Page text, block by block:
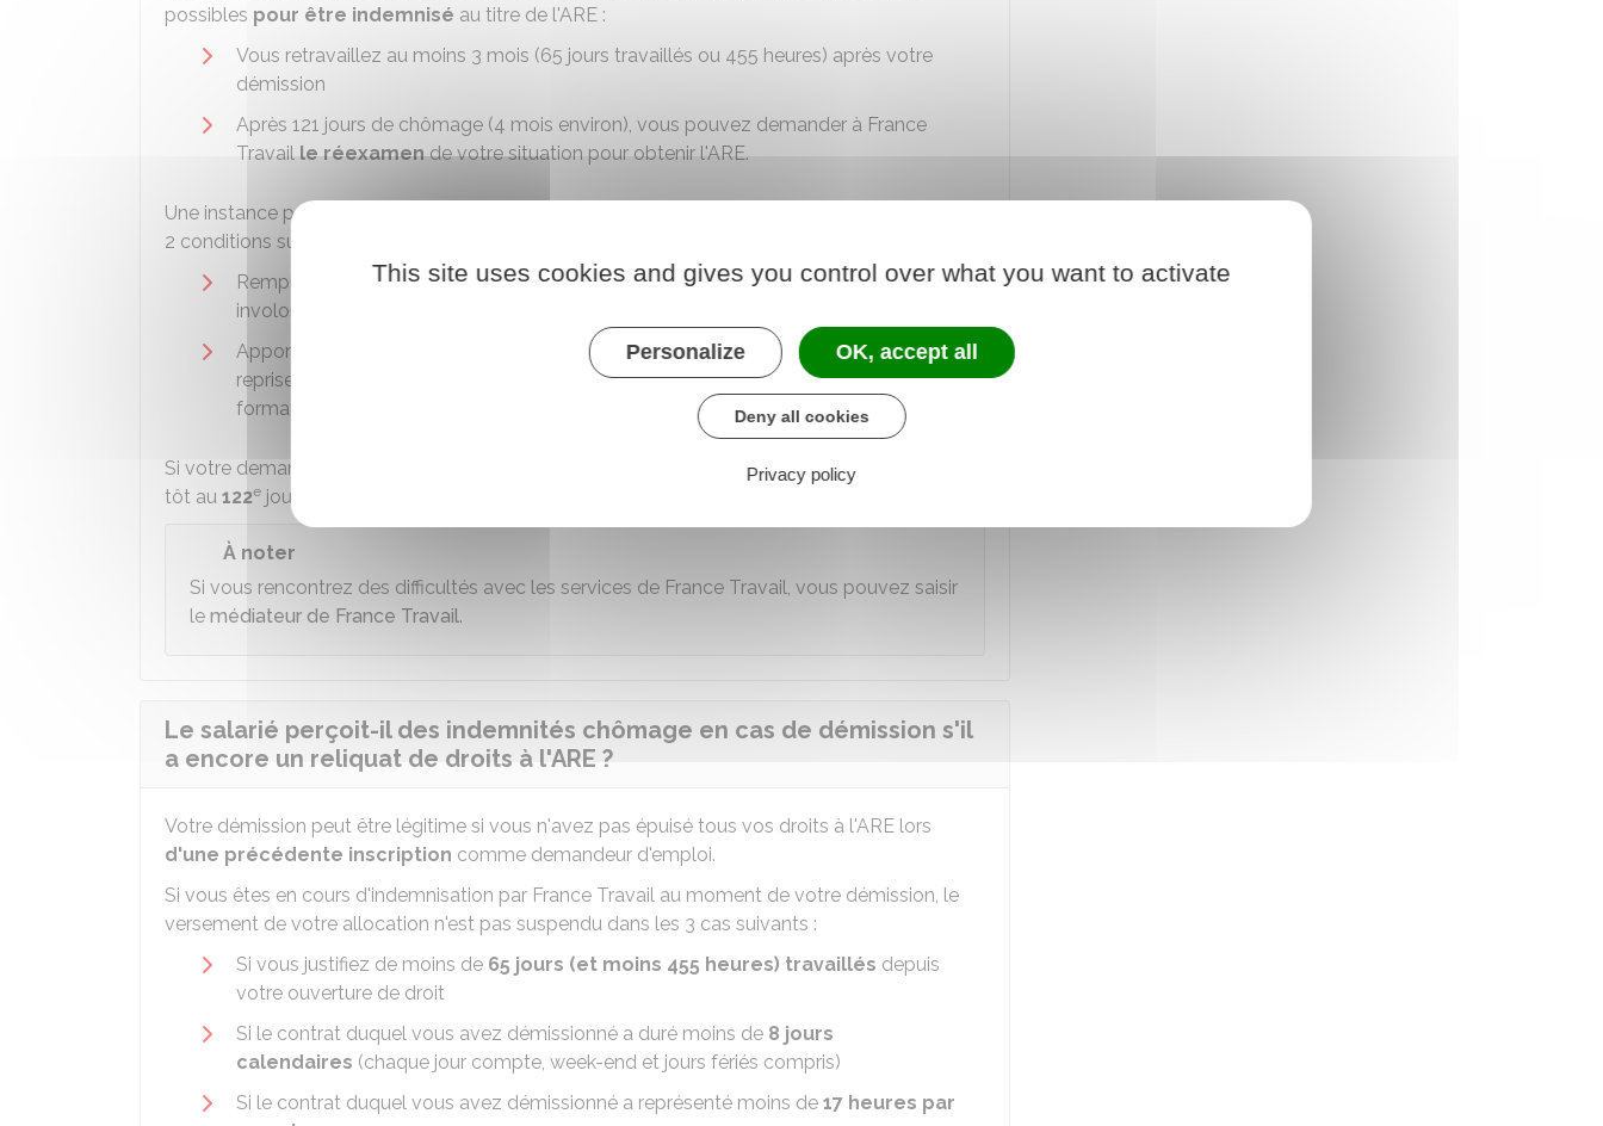
possibles pour être indemnisé au titre de l'ARE :
Vous retravaillez au moins 3 mois (65 jours travaillés ou 455 heures) après votre
démission
Après 121 jours de chômage (4 mois environ), vous pouvez demander à France
Travail le réexamende votre situation pour obtenir l'ARE.
Une instance paritaire régionale (IPR) de France Travail se charge de vérifier que les
2 conditions suivantes sont réunies :
Remplir les
conditions d'attributionde l'ARE (autres que la condition de privation
involontaire d'emploi)
Apporter des éléments attestant de vos recherches actives d'emploi, vos éventuelles
reprises d'emploi de courte durée et vos démarches pour entreprendre des
formations.
Si votre demande est
, le point de départ du versement de l'ARE est fixé au plus
tôt au 122e jour de chômage.
À noter
Si vous rencontrez des difficultés avec les services de France Travail, vous pouvez saisir
le médiateur de France Travail.
Le salarié perçoit-il des indemnités chômage en cas de démission s'il
a encore un reliquat de droits à l'ARE ?
Votre démission peut être légitime si vous n'avez pas épuisé tous vos droits à l'ARE lors
d'une précédente inscription comme demandeur d'emploi.
Si vous êtes en cours d'indemnisation par France Travail au moment de votre démission, le
versement de votre allocation n'est pas suspendu dans les 3 cas suivants :
Si vous justifiez de moins de 65 jours (et moins 455 heures) travaillés depuis
votre ouverture de droit
Si le contrat duquel vous avez démissionné a duré moins de 8 jours
calendaires (chaque jour compte, week-end et jours fériés compris)
Si le contrat duquel vous avez démissionné a représenté moins de 17 heures par
This site uses cookies and gives you control over what you want to activate
Personalize OK, accept all
Deny all cookies
Privacy policy